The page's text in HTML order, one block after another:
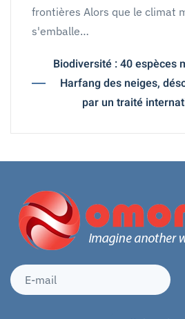
frontières Alors que le climat
s'emballe…
Biodiversité : 40 espèces
Harfang des neiges,
par un traité